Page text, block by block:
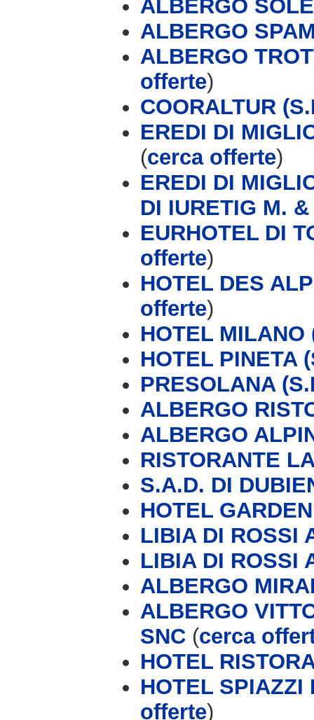
ALBERGO SOLE
ALBERGO
ALBERGO
offerte)
COORALTUR
EREDI DI
(cerca offerte)
EREDI DI
DI IURETIG M. &
EURHOTEL DI
offerte)
HOTEL DES
offerte)
HOTEL MILANO
HOTEL PINETA
PRESOLANA
ALBERGO
ALBERGO
RISTORANTE
S.A.D. DI
HOTEL
LIBIA DI ROSSI
LIBIA DI ROSSI
ALBERGO
ALBERGO
SNC (cerca
HOTEL
HOTEL SPIAZZI
offerte)